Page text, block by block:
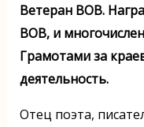
Ветеран ВОВ.
ВОВ, и
Грамотами за
деятельность.
Отец поэта,